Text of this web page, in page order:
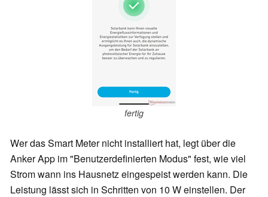
fertig
Wer das Smart Meter nicht installiert hat, legt über die
Anker App im "Benutzerdefinierten Modus" fest, wie viel
Strom wann ins Hausnetz eingespeist werden kann. Die
Leistung lässt sich in Schritten von 10 W einstellen. Der